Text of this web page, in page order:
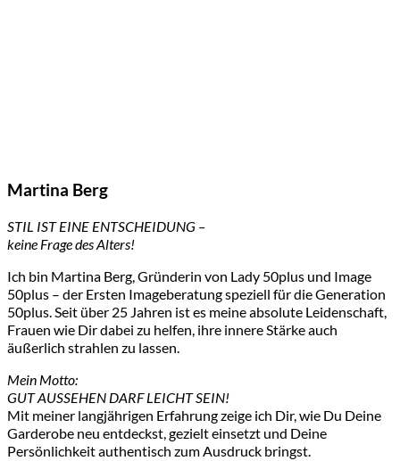
Martina Berg
STIL IST EINE ENTSCHEIDUNG –
keine Frage des Alters!
Ich bin Martina Berg, Gründerin von Lady 50plus und Image
50plus – der Ersten Imageberatung speziell für die Generation
50plus. Seit über 25 Jahren ist es meine absolute Leidenschaft,
Frauen wie Dir dabei zu helfen, ihre innere Stärke auch
äußerlich strahlen zu lassen.
Mein Motto:
GUT AUSSEHEN DARF LEICHT SEIN!
Mit meiner langjährigen Erfahrung zeige ich Dir, wie Du Deine
Garderobe neu entdeckst, gezielt einsetzt und Deine
Persönlichkeit authentisch zum Ausdruck bringst.